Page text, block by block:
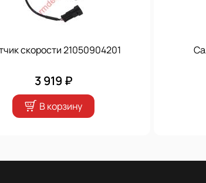
скорости 21050904201
3 919 ₽
В корзину